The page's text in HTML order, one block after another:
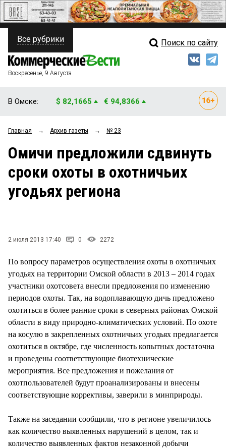
ПОЛИТИКА
ФИНАНСЫ
ОБЩЕСТВО
ЗАКОН
НОВОСТИ КОМПАНИЙ
Свежий выпуск
Рейтинги
Блоги
Все рубрики Поиск по сайту
Воскресенье, 9 Августа
В Омске: $ 82,1665 € 94,8366
Главная → Архив газеты → № 23
Омичи предложили сдвинуть
сроки охоты в охотничьих
угодьях региона
2 июля 2013 17:40 0 2272
По вопросу параметров осуществления охоты в охотничьих
угодьях на территории Омской области в 2013 – 2014 годах
участники охотсовета внесли предложения по изменению
периодов охоты. Так, на водоплавающую дичь предложено
охотиться в более ранние сроки в северных районах Омской
области в виду природно-климатических условий. По охоте
на косулю в закрепленных охотничьих угодьях предлагается
охотиться в октябре, где численность копытных достаточна
и проведены соответствующие биотехнические
мероприятия. Все предложения и пожелания от
охотпользователей будут проанализированы и внесены
соответствующие коррективы, заверили в минприроды.
Также на заседании сообщили, что в регионе увеличилось
как количество выявленных нарушений в целом, так и
количество выявленных фактов незаконной добычи